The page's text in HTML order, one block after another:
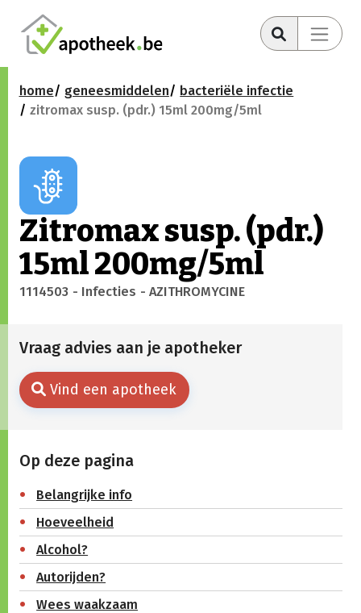
home geneesmiddelen
bacteriële infectie
zitromax susp. (pdr.) 15ml 200mg/5ml
Zitromax susp. (pdr.)
15ml 200mg/5ml
1114503 - Infecties - AZITHROMYCINE
Vraag advies aan je apotheker
Vind een apotheek
Op deze pagina
Belangrijke info
Hoeveelheid
Alcohol?
Autorijden?
Wees waakzaam